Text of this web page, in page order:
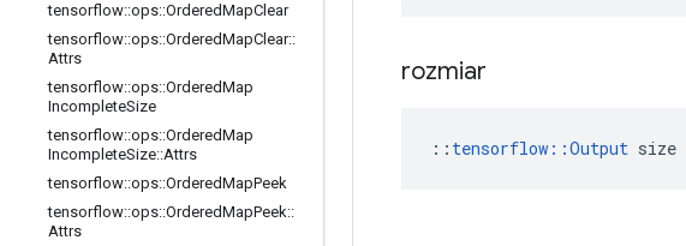
tensorflow::ops::OrderedMapClear
tensorflow::ops::OrderedMapClear::
Attrs
tensorflow::ops::OrderedMap
IncompleteSize
tensorflow::ops::OrderedMap
IncompleteSize::Attrs
tensorflow::ops::OrderedMapPeek
tensorflow::ops::OrderedMapPeek::
Attrs
rozmiar
:: tensorflow::Output size